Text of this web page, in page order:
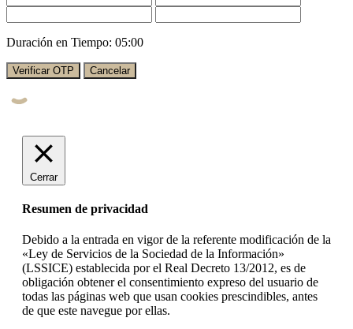
Duración en Tiempo: 05:00
Verificar OTP Cancelar
Cerrar
Resumen de privacidad
Debido a la entrada en vigor de la referente modificación de la
«Ley de Servicios de la Sociedad de la Información»
(LSSICE) establecida por el Real Decreto 13/2012, es de
obligación obtener el consentimiento expreso del usuario de
todas las páginas web que usan cookies prescindibles, antes
de que este navegue por ellas.